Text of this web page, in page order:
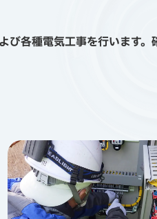
び各種電気工事を行います。